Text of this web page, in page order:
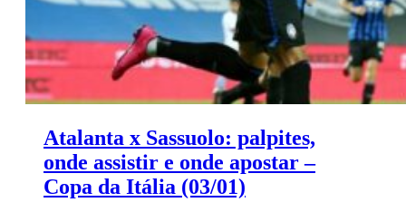
Atalanta x Sassuolo: palpites,
onde assistir e onde apostar –
Copa da Itália (03/01)